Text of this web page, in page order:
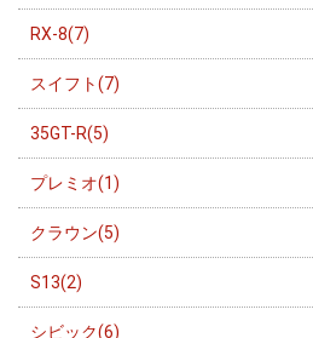
RX-8(7)
スイフト(7)
35GT-R(5)
プレミオ(1)
クラウン(5)
S13(2)
シビック(6)